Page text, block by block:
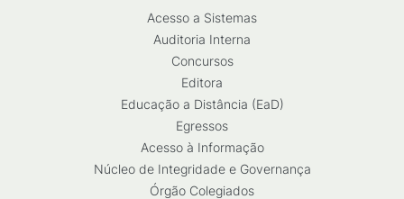
Acesso a Sistemas
Auditoria Interna
Concursos
Editora
Educação a Distância (EaD)
Egressos
Acesso à Informação
Núcleo de Integridade e Governança
Órgão Colegiados